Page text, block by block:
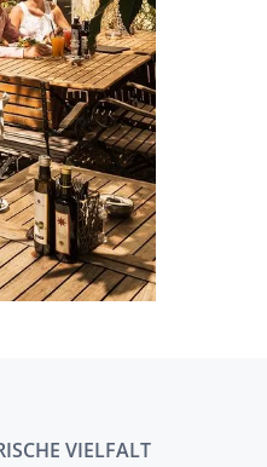
VIELFALT